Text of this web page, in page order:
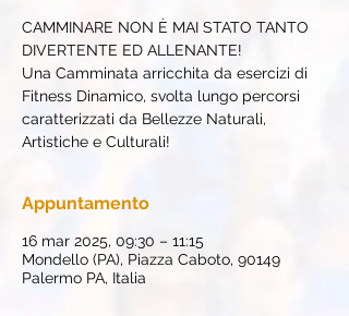
CAMMINARE NON È MAI STATO TANTO
DIVERTENTE ED ALLENANTE!
Una Camminata arricchita da esercizi di
Fitness Dinamico, svolta lungo percorsi
caratterizzati da Bellezze Naturali,
Artistiche e Culturali!
Appuntamento
16 mar 2025, 09:30 – 11:15
Mondello (PA), Piazza Caboto, 90149
Palermo PA, Italia